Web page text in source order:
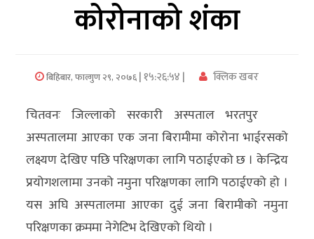
मनाेरञ्जन
विज्ञान
प्रविधि
अन्तरर्वार्ता
विचार/
ब्लग
कोरोनाको शंका
बिहिबार, फाल्गुण २९, २०७६| १५:२६:५४ | क्लिक खबर
चितवनः जिल्लाको सरकारी अस्पताल भरतपुर
अस्पतालमा आएका एक जना बिरामीमा कोरोना भाईरसको
लक्ष्यण देखिए पछि परिक्षणका लागि पठाईएको छ । केन्द्रिय
प्रयोगशलामा उनको नमुना परिक्षणका लागि पठाईएको हो ।
यस अघि अस्पतालमा आएका दुई जना बिरामीको नमुना
परिक्षणका क्रममा नेगेटिभ देखिएको थियो ।